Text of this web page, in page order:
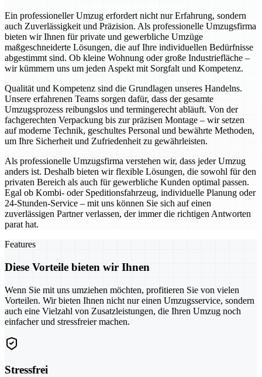
Ein professioneller Umzug erfordert nicht nur Erfahrung, sondern
auch Zuverlässigkeit und Präzision. Als professionelle Umzugsfirma
bieten wir Ihnen für private und gewerbliche Umzüge
maßgeschneiderte Lösungen, die auf Ihre individuellen Bedürfnisse
abgestimmt sind. Ob kleine Wohnung oder große Industriefläche –
wir kümmern uns um jeden Aspekt mit Sorgfalt und Kompetenz.
Qualität und Kompetenz sind die Grundlagen unseres Handelns.
Unsere erfahrenen Teams sorgen dafür, dass der gesamte
Umzugsprozess reibungslos und termingerecht abläuft. Von der
fachgerechten Verpackung bis zur präzisen Montage – wir setzen
auf moderne Technik, geschultes Personal und bewährte Methoden,
um Ihre Sicherheit und Zufriedenheit zu gewährleisten.
Als professionelle Umzugsfirma verstehen wir, dass jeder Umzug
anders ist. Deshalb bieten wir flexible Lösungen, die sowohl für den
privaten Bereich als auch für gewerbliche Kunden optimal passen.
Egal ob Kombi- oder Speditionsfahrzeug, individuelle Planung oder
24-Stunden-Service – mit uns können Sie sich auf einen
zuverlässigen Partner verlassen, der immer die richtigen Antworten
parat hat.
Features
Diese Vorteile bieten wir Ihnen
Wenn Sie mit uns umziehen möchten, profitieren Sie von vielen
Vorteilen. Wir bieten Ihnen nicht nur einen Umzugsservice, sondern
auch eine Vielzahl von Zusatzleistungen, die Ihren Umzug noch
einfacher und stressfreier machen.
Stressfrei